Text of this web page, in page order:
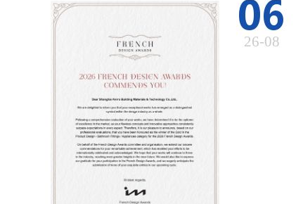
06
26-08